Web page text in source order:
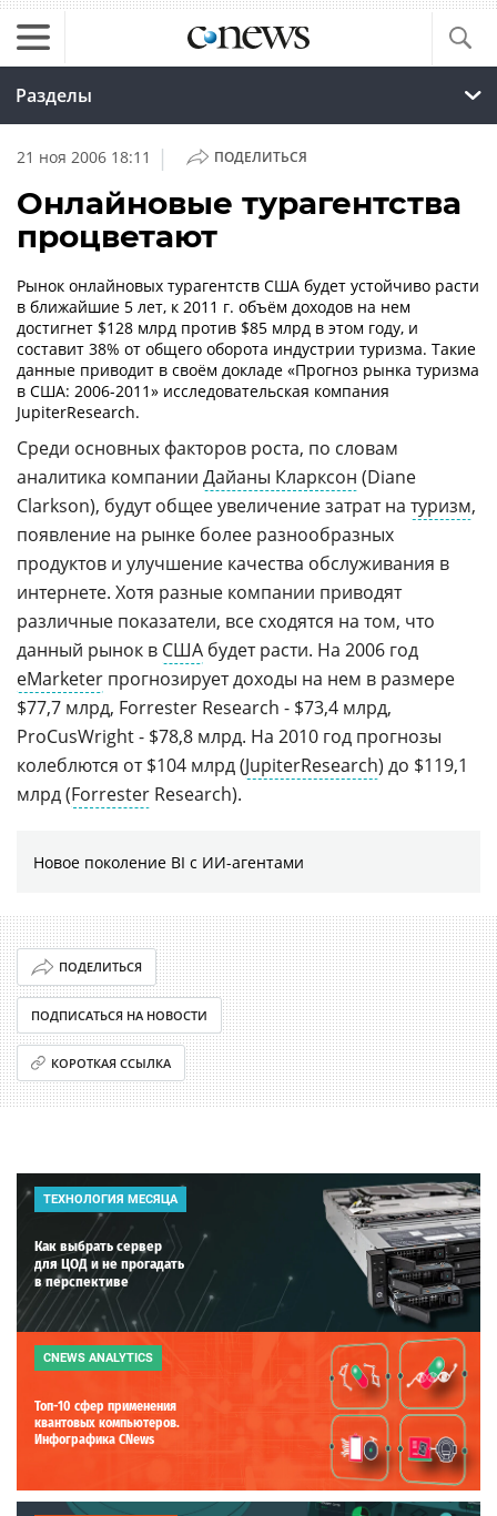
Разделы
21 ноя 2006 18:11 | ПОДЕЛИТЬСЯ
Онлайновые турагентства
процветают
Рынок онлайновых турагентств США будет устойчиво расти
в ближайшие 5 лет, к 2011 г. объём доходов на нем
достигнет $128 млрд против $85 млрд в этом году, и
составит 38% от общего оборота индустрии туризма. Такие
данные приводит в своём докладе «Прогноз рынка туризма
в США: 2006-2011» исследовательская компания
JupiterResearch.
Среди основных факторов роста, по словам
аналитика компании Дайаны Кларксон (Diane
Clarkson), будут общее увеличение затрат на туризм,
появление на рынке более разнообразных
продуктов и улучшение качества обслуживания в
интернете. Хотя разные компании приводят
различные показатели, все сходятся на том, что
данный рынок в США будет расти. На 2006 год
eMarketer прогнозирует доходы на нем в размере
$77,7 млрд, Forrester Research - $73,4 млрд,
ProCusWright - $78,8 млрд. На 2010 год прогнозы
колеблются от $104 млрд (JupiterResearch) до $119,1
млрд (Forrester Research).
Новое поколение BI с ИИ-агентами
ПОДЕЛИТЬСЯ
ПОДПИСАТЬСЯ НА НОВОСТИ
КОРОТКАЯ ССЫЛКА
ТЕХНОЛОГИЯ МЕСЯЦА
Как выбрать сервер
для ЦОД и не прогадать
в перспективе
CNEWS ANALYTICS
Топ-10 сфер применения
квантовых компьютеров.
Инфографика CNews